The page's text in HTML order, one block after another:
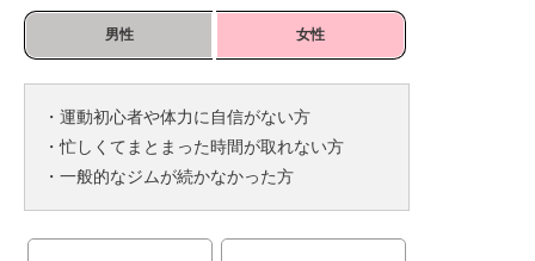
男性 女性
・運動初心者や体力に自信がない方
・忙しくてまとまった時間が取れない方
・一般的なジムが続かなかった方